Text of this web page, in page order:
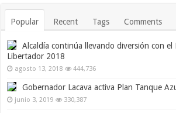
Popular Recent Tags Comments
Alcaldía continúa llevando diversión con el
Libertador 2018
agosto 13, 2018 444,736
Gobernador Lacava activa Plan Tanque
junio 3, 2019 330,387